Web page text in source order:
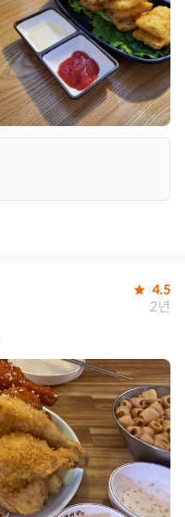
4.5
2년